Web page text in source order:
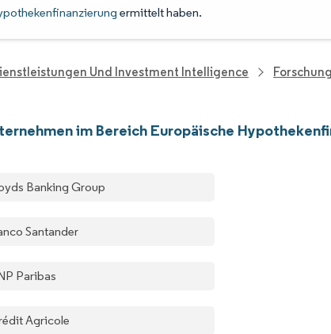
ermittelt haben.
Und Investment Intelligence
im Bereich Europäische
Banking Group
Santander
Paribas
Agricole